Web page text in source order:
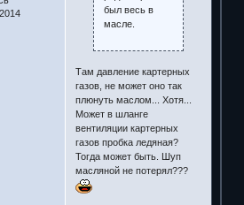
был весь в
масле.
Там давление картерных
газов, не может оно так
плюнуть маслом... Хотя...
Может в шланге
вентиляции картерных
газов пробка ледяная?
Тогда может быть. Шуп
масляной не потерял???